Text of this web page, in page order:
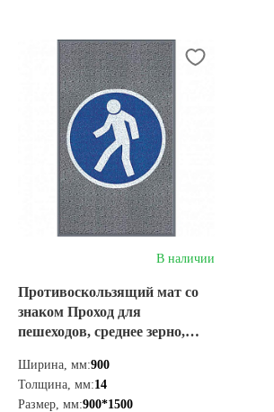
В наличии
Противоскользящий мат со
знаком Проход для
пешеходов, среднее зерно,
Ширина, мм:900
Толщина, мм:14
Размер, мм:900*1500